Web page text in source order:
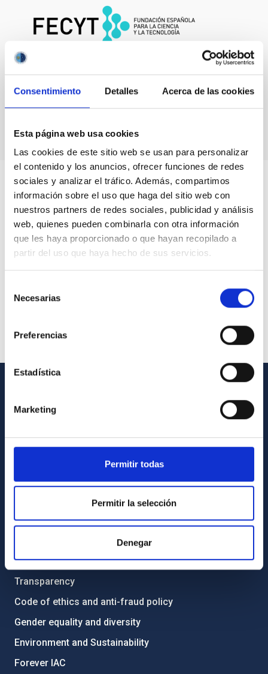
Consentimiento Detalles Acerca de las cookies
Esta página web usa cookies
Las cookies de este sitio web se usan para personalizar
el contenido y los anuncios, ofrecer funciones de redes
sociales y analizar el tráfico. Además, compartimos
información sobre el uso que haga del sitio web con
nuestros partners de redes sociales, publicidad y análisis
web, quienes pueden combinarla con otra información
que les haya proporcionado o que hayan recopilado a
partir del uso que haya hecho de sus servicios.
Necesarias
Preferencias
Estadística
Marketing
Permitir todas
Permitir la selección
Denegar
How to get to the IAC
Library
Legislation
Transparency
Code of ethics and anti-fraud policy
Gender equality and diversity
Environment and Sustainability
Forever IAC